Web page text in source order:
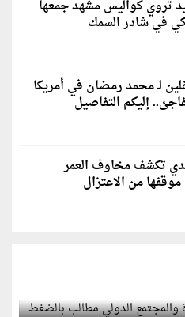
تروي كواليس مشهد جمعها
في شادر السمك
لـ محمد رمضان في أمريكا
إليكم التفاصيل
تكشف مخاوف العمر
من الاعتزال
والمجتمع الدولي مطالب